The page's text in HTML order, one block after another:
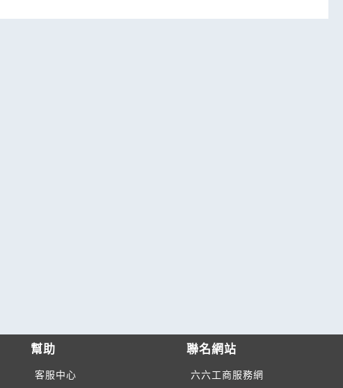
幫助
客服中心
聯名網站
六六工商服務網